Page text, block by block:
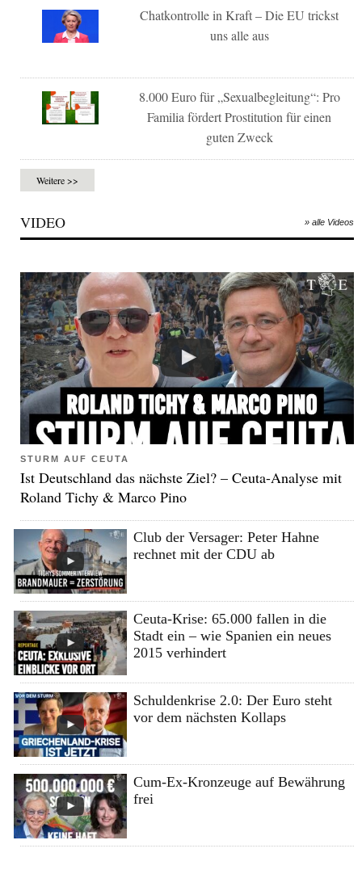
Chatkontrolle in Kraft – Die EU trickst
uns alle aus
8.000 Euro für „Sexualbegleitung“: Pro
Familia fördert Prostitution für einen
guten Zweck
Weitere >>
VIDEO » alle Videos
STURM AUF CEUTA
Ist Deutschland das nächste Ziel? – Ceuta-Analyse mit
Roland Tichy & Marco Pino
Club der Versager: Peter Hahne
rechnet mit der CDU ab
Ceuta-Krise: 65.000 fallen in die
Stadt ein – wie Spanien ein neues
2015 verhindert
Schuldenkrise 2.0: Der Euro steht
vor dem nächsten Kollaps
Cum-Ex-Kronzeuge auf Bewährung
frei